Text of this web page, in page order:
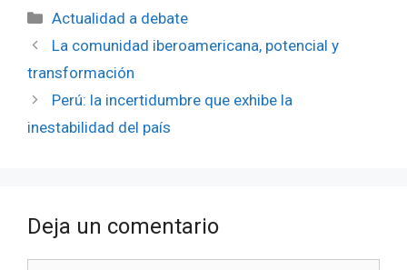
Categorías
Actualidad a debate
La comunidad iberoamericana, potencial y
transformación
Perú: la incertidumbre que exhibe la
inestabilidad del país
Deja un comentario